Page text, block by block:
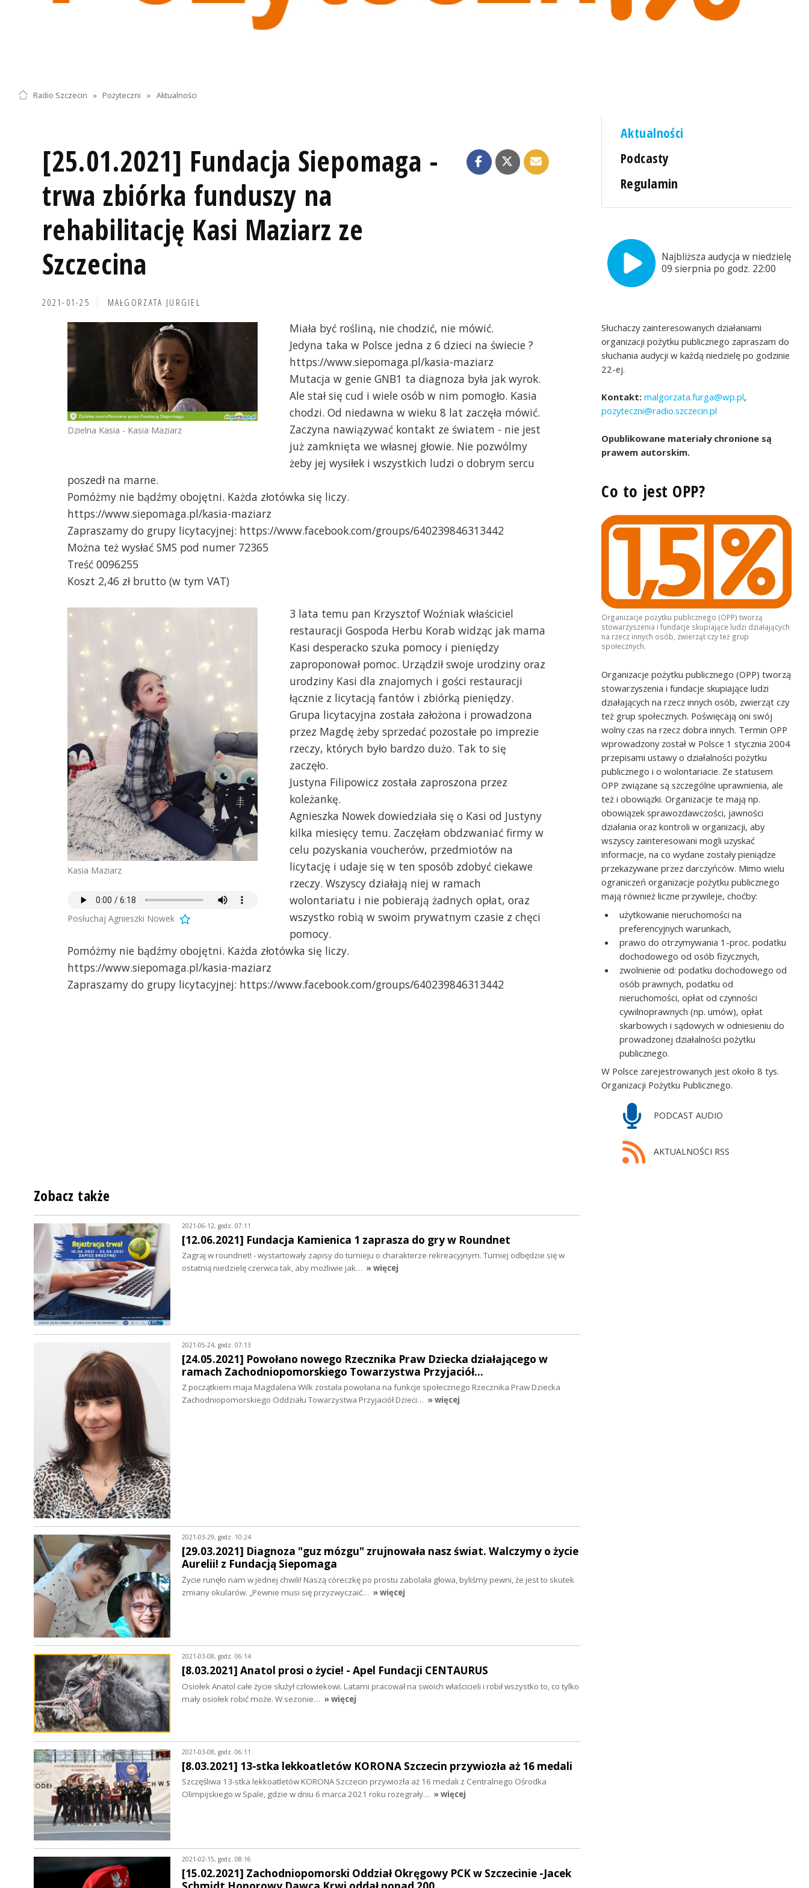
Radio Szczecin » Pożyteczni » Aktualności
[25.01.2021] Fundacja Siepomaga -
trwa zbiórka funduszy na
rehabilitację Kasi Maziarz ze
Szczecina
2021-01-25 MAŁGORZATA JURGIEL
Dzielna Kasia - Kasia Maziarz
Miała być rośliną, nie chodzić, nie mówić.
Jedyna taka w Polsce jedna z 6 dzieci na świecie ?
https://www.siepomaga.pl/kasia-maziarz
Mutacja w genie GNB1 ta diagnoza była jak wyrok.
Ale stał się cud i wiele osób w nim pomogło. Kasia
chodzi. Od niedawna w wieku 8 lat zaczęła mówić.
Zaczyna nawiązywać kontakt ze światem - nie jest
już zamknięta we własnej głowie. Nie pozwólmy
żeby jej wysiłek i wszystkich ludzi o dobrym sercu
poszedł na marne.
Pomóżmy nie bądźmy obojętni. Każda złotówka się liczy.
https://www.siepomaga.pl/kasia-maziarz
Zapraszamy do grupy licytacyjnej: https://www.facebook.com/groups/640239846313442
Można też wysłać SMS pod numer 72365
Treść 0096255
Koszt 2,46 zł brutto (w tym VAT)
Kasia Maziarz
Posłuchaj Agnieszki Nowek
3 lata temu pan Krzysztof Woźniak właściciel
restauracji Gospoda Herbu Korab widząc jak mama
Kasi desperacko szuka pomocy i pieniędzy
zaproponował pomoc. Urządził swoje urodziny oraz
urodziny Kasi dla znajomych i gości restauracji
łącznie z licytacją fantów i zbiórką pieniędzy.
Grupa licytacyjna została założona i prowadzona
przez Magdę żeby sprzedać pozostałe po imprezie
rzeczy, których było bardzo dużo. Tak to się
zaczęło.
Justyna Filipowicz została zaproszona przez
koleżankę.
Agnieszka Nowek dowiedziała się o Kasi od Justyny
kilka miesięcy temu. Zaczęłam obdzwaniać firmy w
celu pozyskania voucherów, przedmiotów na
licytację i udaje się w ten sposób zdobyć ciekawe
rzeczy. Wszyscy działają niej w ramach
wolontariatu i nie pobierają żadnych opłat, oraz
wszystko robią w swoim prywatnym czasie z chęci
pomocy.
Pomóżmy nie bądźmy obojętni. Każda złotówka się liczy.
https://www.siepomaga.pl/kasia-maziarz
Zapraszamy do grupy licytacyjnej: https://www.facebook.com/groups/640239846313442
Aktualności
Podcasty
Regulamin
Najbliższa audycja w niedzielę,
09 sierpnia po godz. 22:00
Słuchaczy zainteresowanych działaniami
organizacji pożytku publicznego zapraszam do
słuchania audycji w każdą niedzielę po godzinie
22-ej.
Kontakt: malgorzata.furga@wp.pl,
pozyteczni@radio.szczecin.pl
Opublikowane materiały chronione są
prawem autorskim.
Co to jest OPP?
Organizacje pożytku publicznego (OPP) tworzą
stowarzyszenia i fundacje skupiające ludzi działających
na rzecz innych osób, zwierząt czy też grup
społecznych.
Organizacje pożytku publicznego (OPP) tworzą
stowarzyszenia i fundacje skupiające ludzi
działających na rzecz innych osób, zwierząt czy
też grup społecznych. Poświęcają oni swój
wolny czas na rzecz dobra innych. Termin OPP
wprowadzony został w Polsce 1 stycznia 2004
przepisami ustawy o działalności pożytku
publicznego i o wolontariacie. Ze statusem
OPP związane są szczególne uprawnienia, ale
też i obowiązki. Organizacje te mają np.
obowiązek sprawozdawczości, jawności
działania oraz kontroli w organizacji, aby
wszyscy zainteresowani mogli uzyskać
informacje, na co wydane zostały pieniądze
przekazywane przez darczyńców. Mimo wielu
ograniczeń organizacje pożytku publicznego
mają również liczne przywileje, choćby:
użytkowanie nieruchomości na
preferencyjnych warunkach,
prawo do otrzymywania 1-proc. podatku
dochodowego od osób fizycznych,
zwolnienie od: podatku dochodowego od
osób prawnych, podatku od
nieruchomości, opłat od czynności
cywilnoprawnych (np. umów), opłat
skarbowych i sądowych w odniesieniu do
prowadzonej działalności pożytku
publicznego.
W Polsce zarejestrowanych jest około 8 tys.
Organizacji Pożytku Publicznego.
PODCAST AUDIO
AKTUALNOŚCI RSS
Zobacz także
2021-06-12, godz. 07:11
[12.06.2021] Fundacja Kamienica 1 zaprasza do gry w Roundnet
Zagraj w roundnet! - wystartowały zapisy do turnieju o charakterze rekreacyjnym. Turniej odbędzie się w
ostatnią niedzielę czerwca tak, aby możliwie jak… » więcej
2021-05-24, godz. 07:13
[24.05.2021] Powołano nowego Rzecznika Praw Dziecka działającego w
ramach Zachodniopomorskiego Towarzystwa Przyjaciół…
Z początkiem maja Magdalena Wilk została powołana na funkcje społecznego Rzecznika Praw Dziecka
Zachodniopomorskiego Oddziału Towarzystwa Przyjaciół Dzieci… » więcej
2021-03-29, godz. 10:24
[29.03.2021] Diagnoza "guz mózgu" zrujnowała nasz świat. Walczymy o życie
Aurelii! z Fundacją Siepomaga
Życie runęło nam w jednej chwili! Naszą córeczkę po prostu zabolała głowa, byliśmy pewni, że jest to skutek
zmiany okularów. „Pewnie musi się przyzwyczaić… » więcej
2021-03-08, godz. 06:14
[8.03.2021] Anatol prosi o życie! - Apel Fundacji CENTAURUS
Osiołek Anatol całe życie służył człowiekowi. Latami pracował na swoich właścicieli i robił wszystko to, co tylko
mały osiołek robić może. W sezonie… » więcej
2021-03-08, godz. 06:11
[8.03.2021] 13-stka lekkoatletów KORONA Szczecin przywiozła aż 16 medali
Szczęśliwa 13-stka lekkoatletów KORONA Szczecin przywiozła aż 16 medali z Centralnego Ośrodka
Olimpijskiego w Spale, gdzie w dniu 6 marca 2021 roku rozegrały… » więcej
2021-02-15, godz. 08:16
[15.02.2021] Zachodniopomorski Oddział Okręgowy PCK w Szczecinie -Jacek